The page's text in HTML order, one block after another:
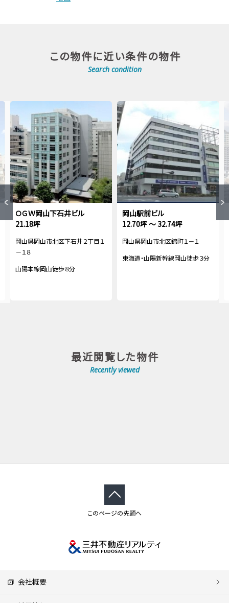
この物件に近い条件の物件
Search condition
ＯＧＷ岡山下石井ビル
21.18坪
岡山県岡山市北区下石井２丁目１
－１８
山陽本線岡山徒歩８分
岡山駅前ビル
12.70坪 ～ 32.74坪
岡山県岡山市北区錦町１－１
東海道・山陽新幹線岡山徒歩３分
最近閲覧した物件
Recently viewed
このページの先頭へ
会社概要